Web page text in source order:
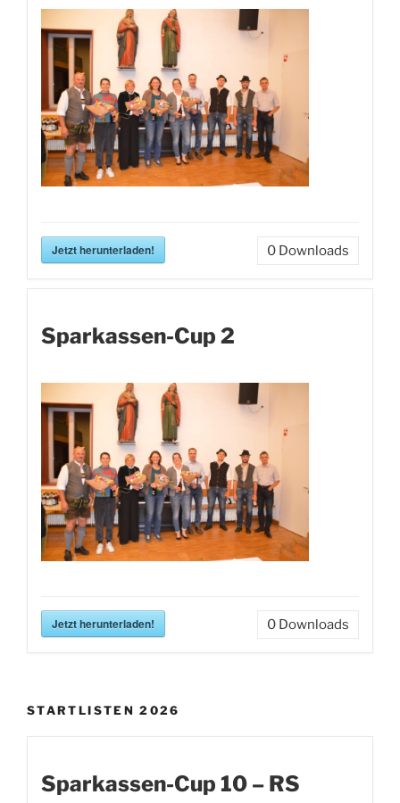
Jetzt herunterladen! 0 Downloads
Sparkassen-Cup 2
Jetzt herunterladen! 0 Downloads
STARTLISTEN 2026
Sparkassen-Cup 10 – RS